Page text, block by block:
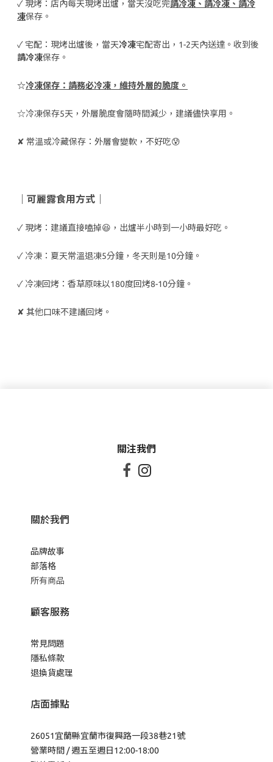
✓ 現烤：店內每天現烤出爐，當天沒吃完請冷凍、請冷凍、請冷
凍保存。
✓ 宅配：現烤出爐後，當天冷凍宅配寄出，1-2天內送達。收到後
請冷凍保存。
☆冷凍保存：請務必冷凍，維持外層的脆度。
☆冷凍保存5天 ，外層脆度會隨時間減少，建議儘快享用。
✘ 常溫或冷藏保存：外層會變軟，不好吃😰
｜可麗露食用方式｜
✓ 現烤：建議直接嗑掉😆，出爐半小時到一小時最好吃。
✓ 冷凍：夏天常溫退凍5分鐘，冬天則是10分鐘。
✓ 冷凍回烤：香草原味以180度回烤8-10分鐘。
✘ 其他口味不建議回烤。
關注我們
 
關於我們
品牌故事
部落格
所有商品
顧客服務
常見問題
隱私條款
退換貨處理
店面據點
26051宜蘭縣宜蘭市復興路一段38巷21號
營業時間 / 週五至週日12:00-18:00